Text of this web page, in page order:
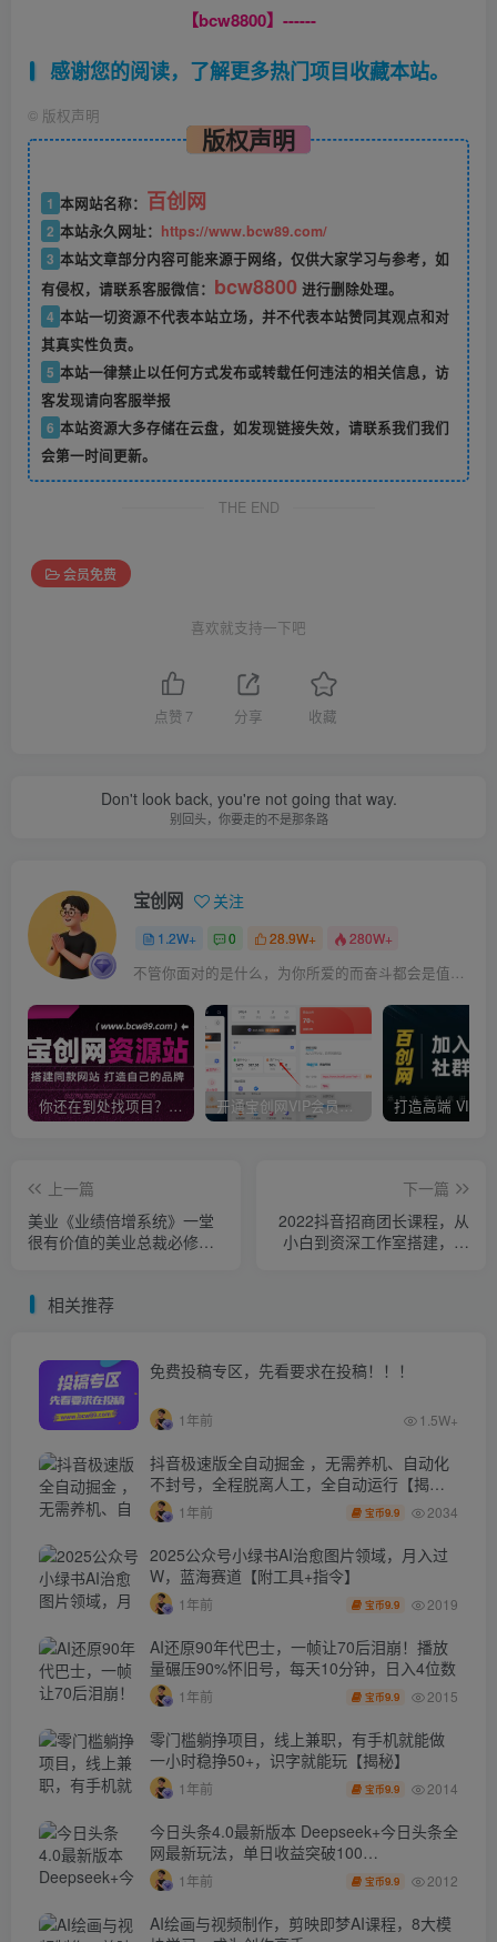
【bcw8800】------
感谢您的阅读，了解更多热门项目收藏本站。
© 版权声明
版权声明
1 本网站名称： 百创网
2 本站永久网址： https://www.bcw89.com/
3 本站文章部分内容可能来源于网络，仅供大家学习与参考，如
有侵权，请联系客服微信： bcw8800 进行删除处理。
4 本站一切资源不代表本站立场，并不代表本站赞同其观点和对
其真实性负责。
5 本站一律禁止以任何方式发布或转载任何违法的相关信息，访
客发现请向客服举报
6 本站资源大多存储在云盘，如发现链接失效，请联系我们我们
会第一时间更新。
THE END
会员免费
喜欢就支持一下吧
点赞 7 分享 收藏
Don't look back, you're not going that way.
别回头，你要走的不是那条路
宝创网 关注
1.2W+ 0 28.9W+ 280W+
不管你面对的是什么，为你所爱的而奋斗都会是值得的
你还在到处找项目？还在当韭菜？我靠卖项目一个月收入5万+，曾经我也是个失败者。 开通宝创网VIP会员，尊享全站资源免费下载，享70%的推广提成！！【限时五折优惠】
上一篇
美业《业绩倍增系统》一堂
很有价值的美业总裁必修
下一篇
2022抖音招商团长课程，从
小白到资深工作室搭建，全
相关推荐
免费投稿专区，先看要求在投稿！！！
1年前 1.5W+
抖音极速版全自动掘金 ，无需养机、自动化
不封号，全程脱离人工，全自动运行【揭
秘】 1年前 宝币9.9 2034
2025公众号小绿书AI治愈图片领域，月入过
W，蓝海赛道【附工具+指令】
1年前 宝币9.9 2019
AI还原90年代巴士，一帧让70后泪崩！播放
量碾压90%怀旧号，每天10分钟，日入4位数
1年前 宝币9.9 2015
零门槛躺挣项目，线上兼职，有手机就能做
一小时稳挣50+，识字就能玩【揭秘】
1年前 宝币9.9 2014
今日头条4.0最新版本 Deepseek+今日头条全
网最新玩法，单日收益突破100…
1年前 宝币9.9 2012
AI绘画与视频制作，剪映即梦AI课程，8大模